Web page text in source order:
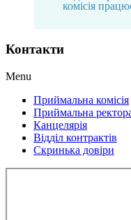
комісія
Контакти
Menu
Приймальна комісія
Приймальна
Канцелярія
Відділ контрактів
Скринька довіри